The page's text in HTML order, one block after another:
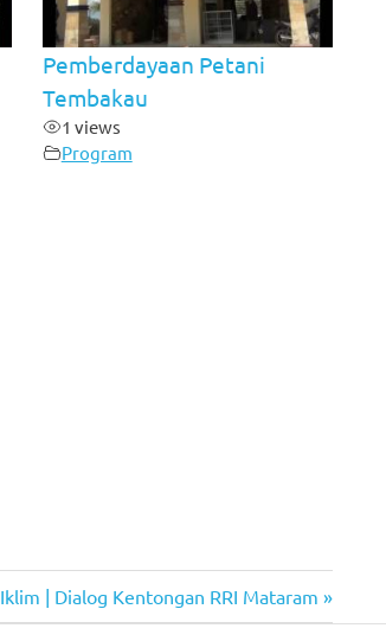
Pemberdayaan Petani
Tembakau
1 views
Program
| Dialog Kentongan RRI Mataram